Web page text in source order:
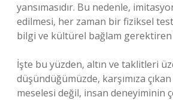
yansımasıdır. Bu nedenle,
edilmesi, her zaman bir fiziksel
bilgi ve kültürel bağlam
İşte bu yüzden, altın ve taklitleri
düşündüğümüzde, karşımıza
meselesi değil, insan deneyiminin